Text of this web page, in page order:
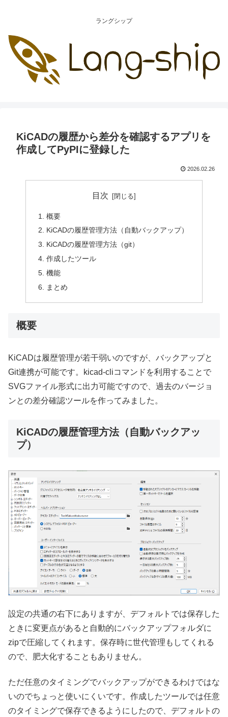
ラングシップ
KiCADの履歴から差分を確認するアプリを
作成してPyPIに登録した
2026.02.26
目次
概要
KiCADの履歴管理方法（自動バックアップ）
KiCADの履歴管理方法（git）
作成したツール
機能
まとめ
概要
KiCADは履歴管理が若干弱いのですが、バックアップと
Git連携が可能です。kicad-cliコマンドを利用することで
SVGファイル形式に出力可能ですので、過去のバージョ
ンとの差分確認ツールを作ってみました。
KiCADの履歴管理方法（自動バックアッ
プ）
設定の共通の右下にありますが、デフォルトでは保存した
ときに変更点があると自動的にバックアップフォルダに
zipで圧縮してくれます。保存時に世代管理もしてくれる
ので、肥大化することもありません。
ただ任意のタイミングでバックアップができるわけではな
いのでちょっと使いにくいです。作成したツールでは任意
のタイミングで保存できるようにしたので、デフォルトの